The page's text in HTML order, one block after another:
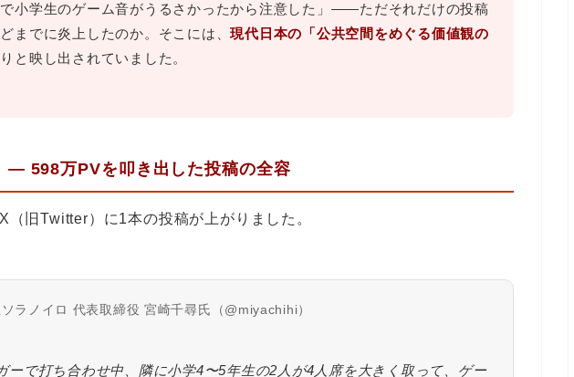
で小学生のゲーム音がうるさかったから注意した」――ただそれだけの投稿
までに炎上したのか。そこには、現代日本の「公共空間をめぐる価値観の
と映し出されていました。
― 598万PVを叩き出した投稿の全容
（旧Twitter）に1本の投稿が上がりました。
ラノイロ 代表取締役 宮崎千尋氏（@miyachihi）
ーで打ち合わせ中、隣に小学4〜5年生の2人が4人席を大きく取って、ゲー